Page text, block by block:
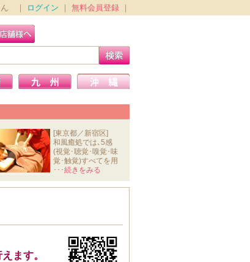
ん ｜ ログイン 無料会員登録
[東京都／新宿区]
和風癒処では､5感
(視覚･聴覚･嗅覚･味
覚･触覚)すべてを用
いて､ｽﾄﾚ
･･･続きをみる
ます。